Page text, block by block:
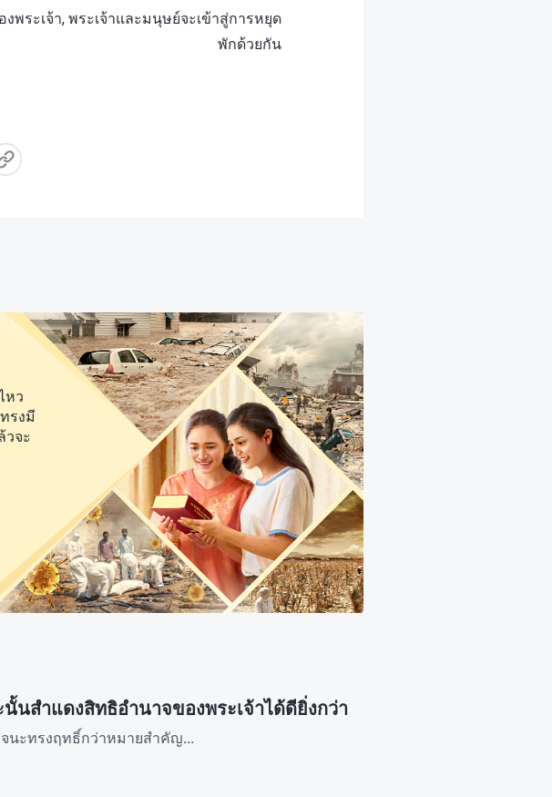
พระเจ้า, พระเจ้าและมนุษย์จะเข้าสู่การหยุด
พักด้วยกัน
หว
รงมี
วจะ
นสำแดงสิทธิอำนาจของพระเจ้าได้ดียิ่งกว่า
นะทรงฤทธิ์กว่าหมายสำคัญ...